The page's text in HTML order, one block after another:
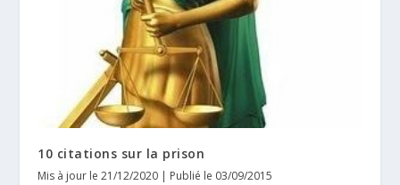
10 citations sur la prison
Mis à jour le 21/12/2020 | Publié le 03/09/2015